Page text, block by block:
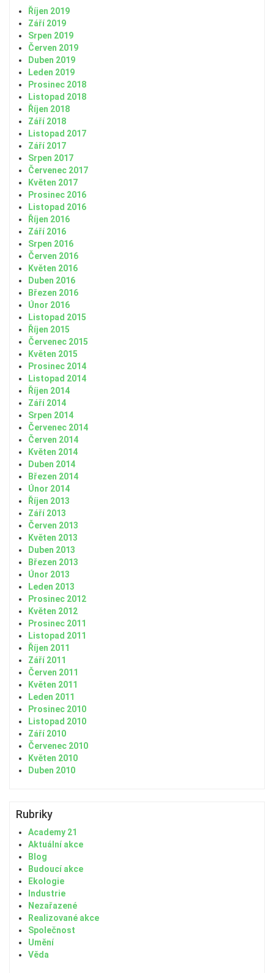
Říjen 2019
Září 2019
Srpen 2019
Červen 2019
Duben 2019
Leden 2019
Prosinec 2018
Listopad 2018
Říjen 2018
Září 2018
Listopad 2017
Září 2017
Srpen 2017
Červenec 2017
Květen 2017
Prosinec 2016
Listopad 2016
Říjen 2016
Září 2016
Srpen 2016
Červen 2016
Květen 2016
Duben 2016
Březen 2016
Únor 2016
Listopad 2015
Říjen 2015
Červenec 2015
Květen 2015
Prosinec 2014
Listopad 2014
Říjen 2014
Září 2014
Srpen 2014
Červenec 2014
Červen 2014
Květen 2014
Duben 2014
Březen 2014
Únor 2014
Říjen 2013
Září 2013
Červen 2013
Květen 2013
Duben 2013
Březen 2013
Únor 2013
Leden 2013
Prosinec 2012
Květen 2012
Prosinec 2011
Listopad 2011
Říjen 2011
Září 2011
Červen 2011
Květen 2011
Leden 2011
Prosinec 2010
Listopad 2010
Září 2010
Červenec 2010
Květen 2010
Duben 2010
Rubriky
Academy 21
Aktuální akce
Blog
Budoucí akce
Ekologie
Industrie
Nezařazené
Realizované akce
Společnost
Umění
Věda